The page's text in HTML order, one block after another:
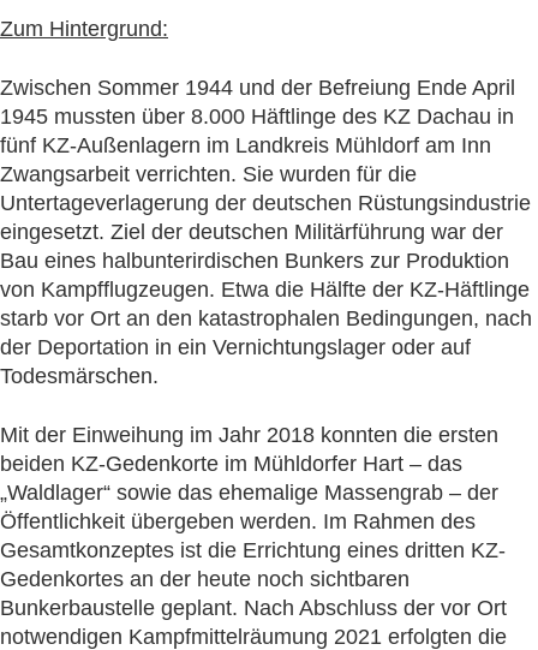
Zum Hintergrund:
Zwischen Sommer 1944 und der Befreiung Ende April
1945 mussten über 8.000 Häftlinge des KZ Dachau in
fünf KZ-Außenlagern im Landkreis Mühldorf am Inn
Zwangsarbeit verrichten. Sie wurden für die
Untertageverlagerung der deutschen Rüstungsindustrie
eingesetzt. Ziel der deutschen Militärführung war der
Bau eines halbunterirdischen Bunkers zur Produktion
von Kampfflugzeugen. Etwa die Hälfte der KZ-Häftlinge
starb vor Ort an den katastrophalen Bedingungen, nach
der Deportation in ein Vernichtungslager oder auf
Todesmärschen.
Mit der Einweihung im Jahr 2018 konnten die ersten
beiden KZ-Gedenkorte im Mühldorfer Hart – das
„Waldlager“ sowie das ehemalige Massengrab – der
Öffentlichkeit übergeben werden. Im Rahmen des
Gesamtkonzeptes ist die Errichtung eines dritten KZ-
Gedenkortes an der heute noch sichtbaren
Bunkerbaustelle geplant. Nach Abschluss der vor Ort
notwendigen Kampfmittelräumung 2021 erfolgten die